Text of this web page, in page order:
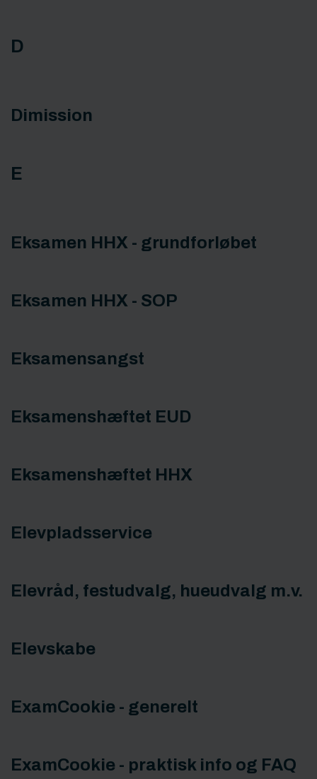
D
Dimission
E
Eksamen HHX - grundforløbet
Eksamen HHX - SOP
Eksamensangst
Eksamenshæftet EUD
Eksamenshæftet HHX
Elevpladsservice
Elevråd, festudvalg, hueudvalg m.v.
Elevskabe
ExamCookie - generelt
ExamCookie - praktisk info og FAQ